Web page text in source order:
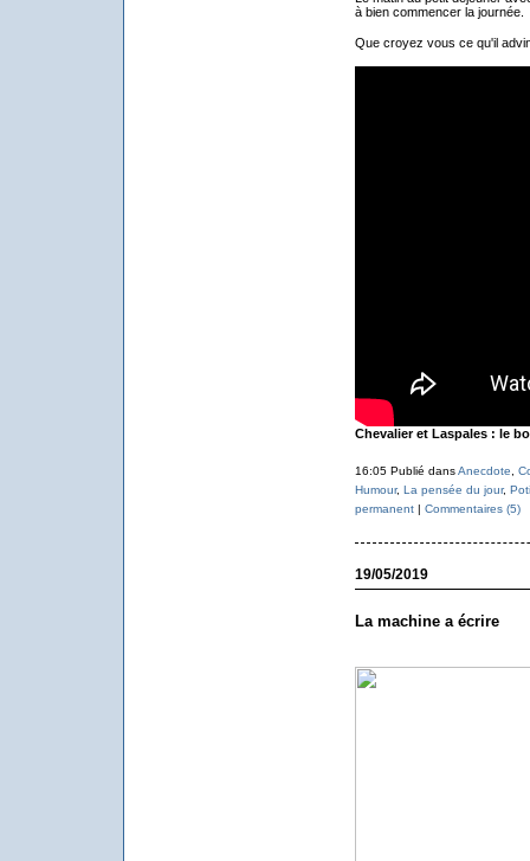
à bien commencer la journée.
Que croyez vous ce qu'il
Chevalier et Laspales : le
16:05 Publié dansAnecdote
Humour, La pensée du jour,
permanent| Commentaires (5)
19/05/2019
La machine a écrire